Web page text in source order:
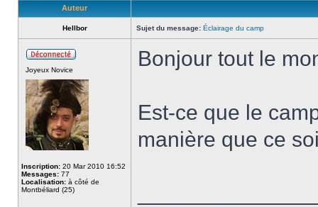
Auteur
Hellbor Sujet du message: Éclairage du camp
Joyeux Novice
Inscription: 20 Mar 2010 16:52
Messages: 77
Localisation: à côté de
Montbéliard (25)
Bonjour tout le
Est-ce que le
manière que ce